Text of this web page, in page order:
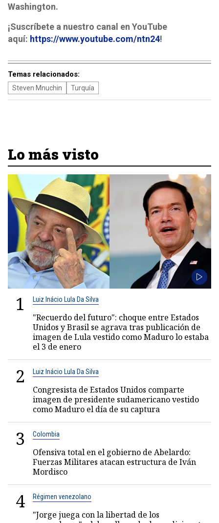
Washington.
¡Suscríbete a nuestro canal en YouTube
aquí: https://www.youtube.com/ntn24!
Temas relacionados:
Steven Mnuchin Turquía
Lo más visto
1 Luiz Inácio Lula Da Silva
"Recuerdo del futuro": choque entre Estados
Unidos y Brasil se agrava tras publicación de
imagen de Lula vestido como Maduro lo estaba
el 3 de enero
2 Luiz Inácio Lula Da Silva
Congresista de Estados Unidos comparte
imagen de presidente sudamericano vestido
como Maduro el día de su captura
3 Colombia
Ofensiva total en el gobierno de Abelardo:
Fuerzas Militares atacan estructura de Iván
Mordisco
4 Régimen venezolano
"Jorge juega con la libertad de los